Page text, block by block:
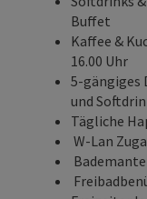
Buffet
Kaffee &
16.00 Uhr
5-gängiges
und
Tägliche
W-Lan